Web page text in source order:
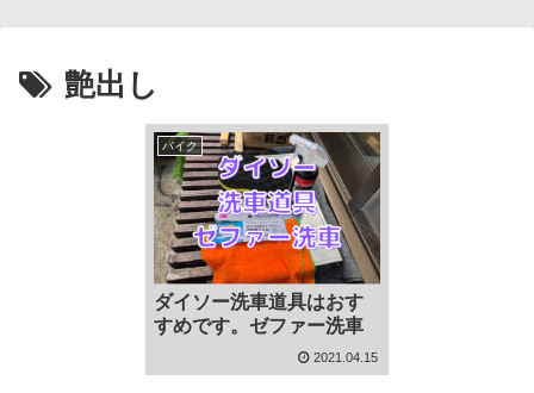
艶出し
バイク
ダイソー洗車道具はおす
すめです。ゼファー洗車
2021.04.15